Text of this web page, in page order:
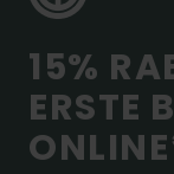
15%
ERSTE